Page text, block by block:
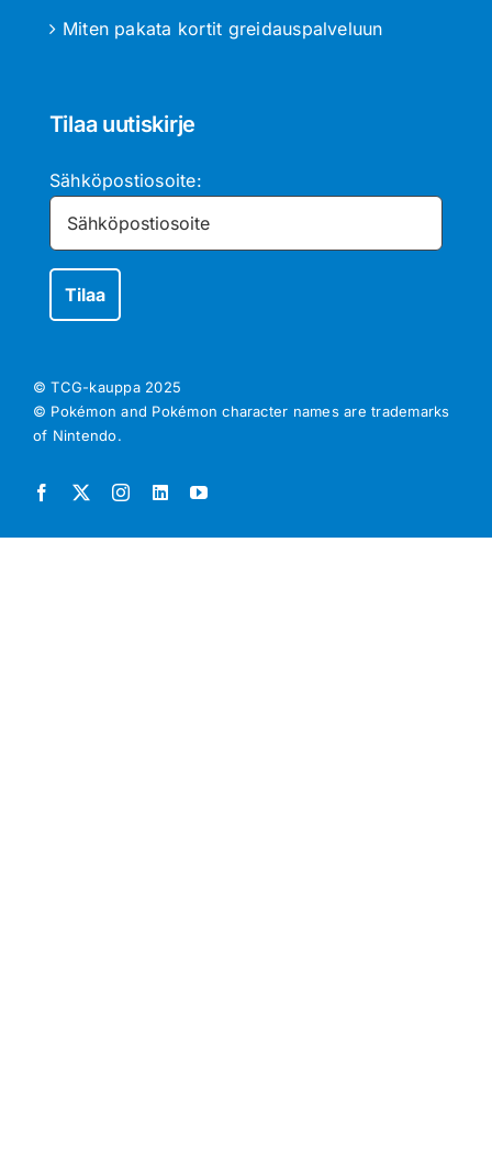
Miten pakata kortit greidauspalveluun
Tilaa uutiskirje
Sähköpostiosoite:
© TCG-kauppa 2025
© Pokémon and Pokémon character names are trademarks
of Nintendo.